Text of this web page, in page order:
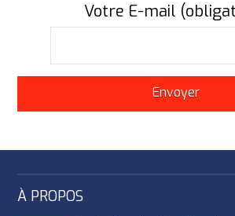
Votre E-mail
À PROPOS